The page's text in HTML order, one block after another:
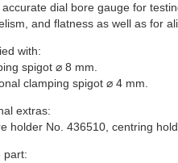
dial bore gauge for
and flatness as well as for
with:
spigot ⌀ 8 mm.
clamping spigot ⌀ 4 mm.
extras:
holder No. 436510, centring
part: